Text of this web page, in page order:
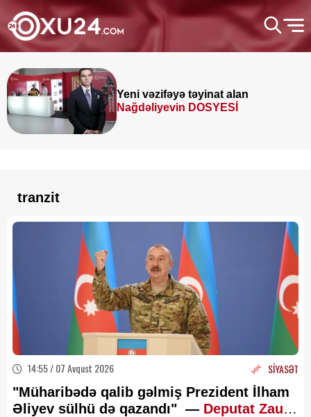
Yeni vəzifəyə təyinat alan
Nağdəliyevin DOSYESİ
tranzit
14:55 / 07 Avqust 2026 SİYASƏT
"Müharibədə qalib gəlmiş Prezident İlham
Əliyev sülhü də qazandı" — Deputat Zaur